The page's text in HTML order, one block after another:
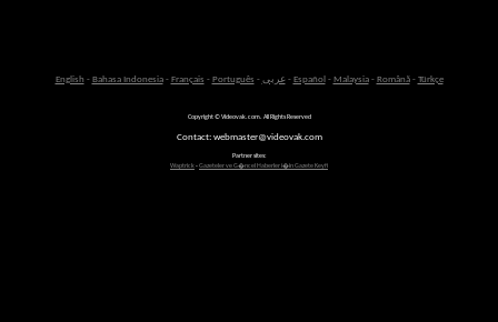
English - Bahasa Indonesia- Français - Português - عربى- Español - Malaysia- Română- Türkçe
Copyright © Videovak.com. All Rights Reserved
Contact: webmaster@videovak.com
Partner sites:
Waptrick-Gazeteler ve G�ncel Haberler i�in Gazete Keyfi